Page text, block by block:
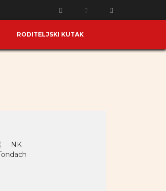
RODITELJSKI KUTAK